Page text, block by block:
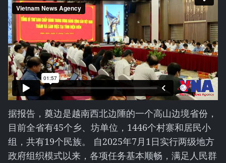
据报告，奠边是越南西北边陲的一个高山边境省份，
目前全省有45个乡、坊单位，1446个村寨和居民小
组，共有19个民族。 自2025年7月1日实行两级地方
政府组织模式以来，各项任务基本顺畅，满足人民群